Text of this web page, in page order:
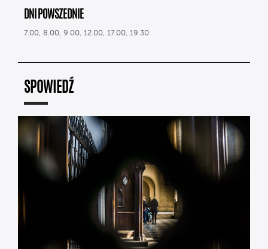
DNI POWSZEDNIE
7.00, 8.00, 9.00, 12.00, 17.00, 19.30
SPOWIEDŹ